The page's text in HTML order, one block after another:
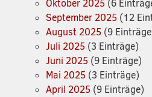
Oktober 2025 (6
September 2025 (12
August 2025 (9
Juli 2025 (3 Einträge)
Juni 2025 (9 Einträge)
Mai 2025 (3 Einträge)
April 2025 (9 Einträge)